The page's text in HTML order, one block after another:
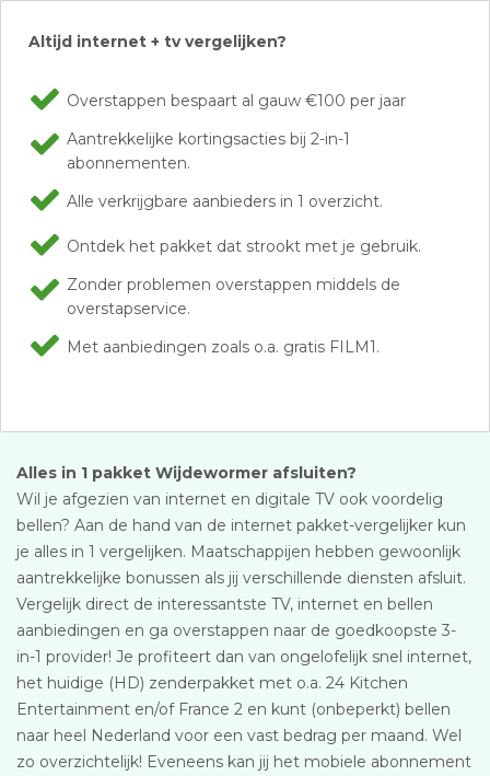
Altijd internet + tv vergelijken?
Overstappen bespaart al gauw €100 per jaar
Aantrekkelijke kortingsacties bij 2-in-1
abonnementen.
Alle verkrijgbare aanbieders in 1 overzicht.
Ontdek het pakket dat strookt met je gebruik.
Zonder problemen overstappen middels de
overstapservice.
Met aanbiedingen zoals o.a. gratis FILM1.
Alles in 1 pakket Wijdewormer afsluiten?
Wil je afgezien van internet en digitale TV ook voordelig
bellen? Aan de hand van de internet pakket-vergelijker kun
je alles in 1 vergelijken. Maatschappijen hebben gewoonlijk
aantrekkelijke bonussen als jij verschillende diensten afsluit.
Vergelijk direct de interessantste TV, internet en bellen
aanbiedingen en ga overstappen naar de goedkoopste 3-
in-1 provider! Je profiteert dan van ongelofelijk snel internet,
het huidige (HD) zenderpakket met o.a. 24 Kitchen
Entertainment en/of France 2 en kunt (onbeperkt) bellen
naar heel Nederland voor een vast bedrag per maand. Wel
zo overzichtelijk! Eveneens kan jij het mobiele abonnement